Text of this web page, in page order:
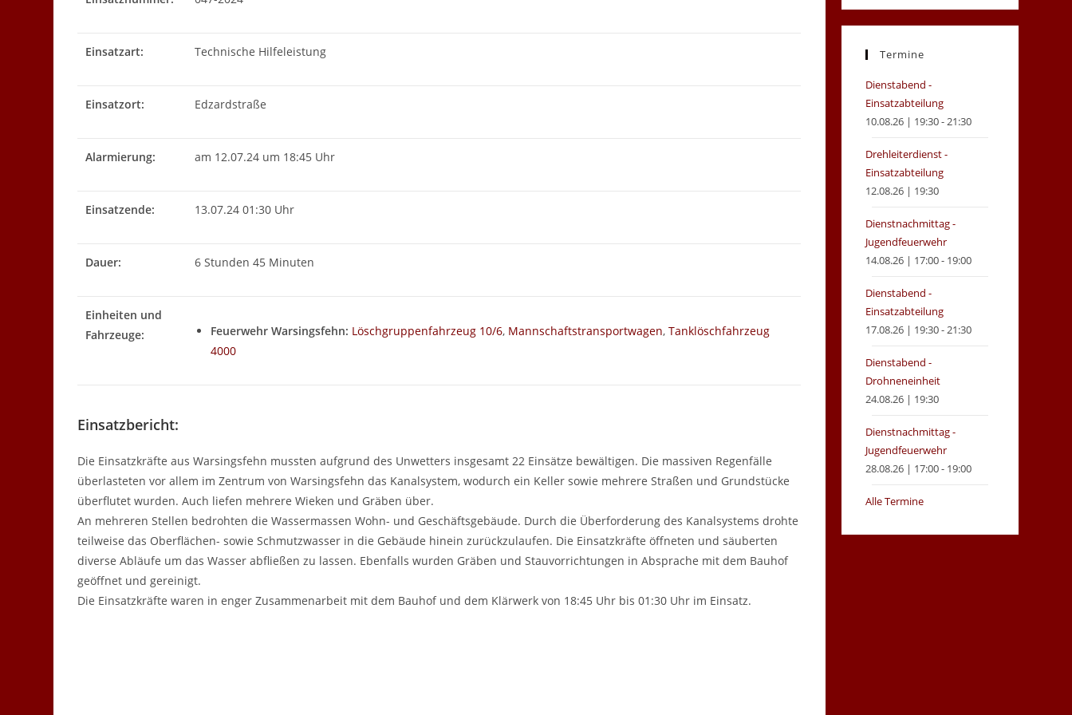
Einsatzart: Technische Hilfeleistung
Einsatzort: Edzardstraße
Alarmierung: am 12.07.24 um 18:45 Uhr
Einsatzende: 13.07.24 01:30 Uhr
Dauer: 6 Stunden 45 Minuten
Einheiten und
Fahrzeuge:
Feuerwehr Warsingsfehn: Löschgruppenfahrzeug 10/6, Mannschaftstransportwagen,Tanklöschfahrzeug
4000
Einsatzbericht:
Die Einsatzkräfte aus Warsingsfehn mussten aufgrund des Unwetters insgesamt 22 Einsätze bewältigen. Die massiven Regenfälle
überlasteten vor allem im Zentrum von Warsingsfehn das Kanalsystem, wodurch ein Keller sowie mehrere Straßen und Grundstücke
überflutet wurden. Auch liefen mehrere Wieken und Gräben über.
An mehreren Stellen bedrohten die Wassermassen Wohn- und Geschäftsgebäude. Durch die Überforderung des Kanalsystems drohte
teilweise das Oberflächen- sowie Schmutzwasser in die Gebäude hinein zurückzulaufen. Die Einsatzkräfte öffneten und säuberten
diverse Abläufe um das Wasser abfließen zu lassen. Ebenfalls wurden Gräben und Stauvorrichtungen in Absprache mit dem Bauhof
geöffnet und gereinigt.
Die Einsatzkräfte waren in enger Zusammenarbeit mit dem Bauhof und dem Klärwerk von 18:45 Uhr bis 01:30 Uhr im Einsatz.
in
new
in
new
Termine
Dienstabend -
Einsatzabteilung
10.08.26 | 19:30 - 21:30
Drehleiterdienst -
Einsatzabteilung
12.08.26 | 19:30
Dienstnachmittag -
Jugendfeuerwehr
14.08.26 | 17:00 - 19:00
Dienstabend -
Einsatzabteilung
17.08.26 | 19:30 - 21:30
Dienstabend -
Drohneneinheit
24.08.26 | 19:30
Dienstnachmittag -
Jugendfeuerwehr
28.08.26 | 17:00 - 19:00
Alle Termine